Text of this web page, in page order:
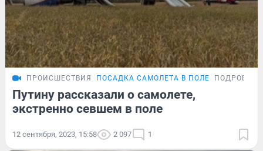
ПРОИСШЕСТВИЯ ПОСАДКА САМОЛЕТА В ПОЛЕ
Путину рассказали о самолете,
экстренно севшем в поле
12 сентября, 2023, 15:58 2 097 1